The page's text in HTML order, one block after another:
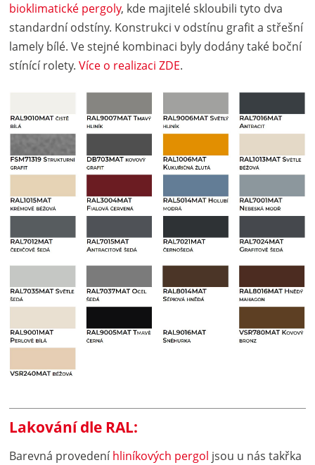
bioklimatické pergoly, kde majitelé skloubili tyto dva
standardní odstíny. Konstrukci v odstínu grafit a střešní
lamely bílé. Ve stejné kombinaci byly dodány také boční
stínící rolety.Více o realizaci ZDE.
Lakování dle RAL:
Barevná provedeníhliníkových pergol jsou u nás takřka